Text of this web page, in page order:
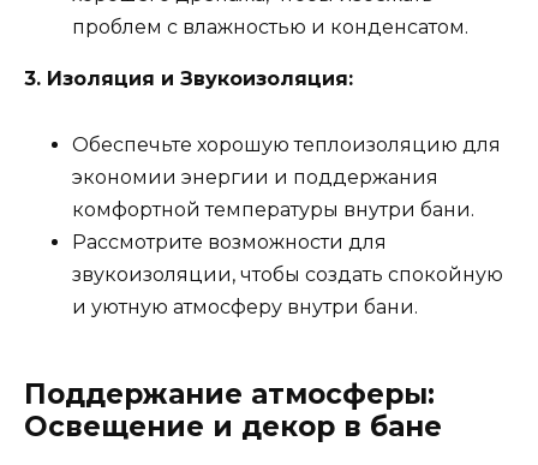
проблем с влажностью и конденсатом.
3. Изоляция и Звукоизоляция:
Обеспечьте хорошую теплоизоляцию для
экономии энергии и поддержания
комфортной температуры внутри бани.
Рассмотрите возможности для
звукоизоляции, чтобы создать спокойную
и уютную атмосферу внутри бани.
Поддержание атмосферы:
Освещение и декор в бане